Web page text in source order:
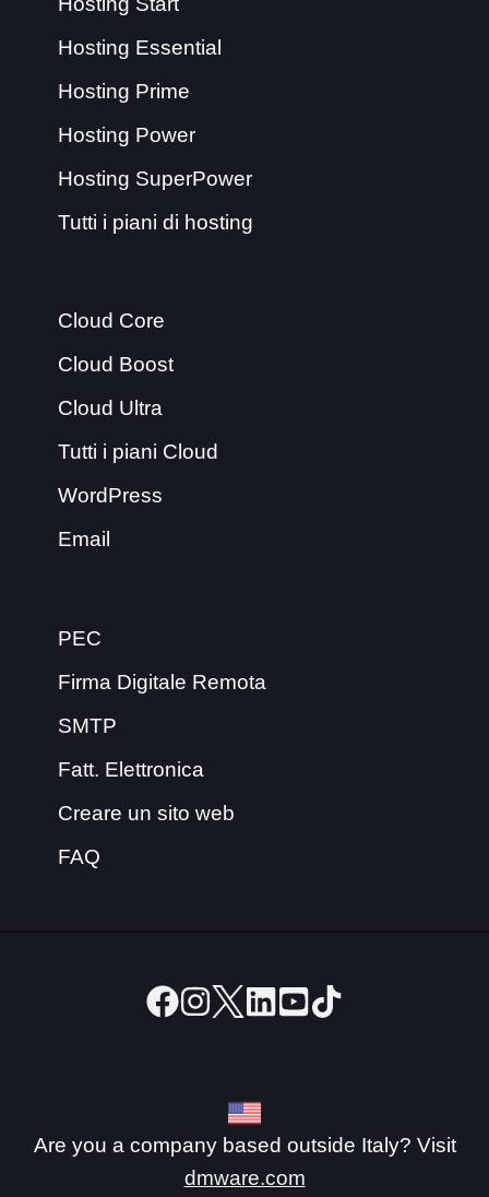
Hosting Essential
Hosting Prime
Hosting Power
Hosting SuperPower
Tutti i piani di hosting
Cloud Core
Cloud Boost
Cloud Ultra
Tutti i piani Cloud
WordPress
Email
PEC
Firma Digitale Remota
SMTP
Fatt. Elettronica
Creare un sito web
FAQ
Are you a company based outside Italy? Visit
dmware.com